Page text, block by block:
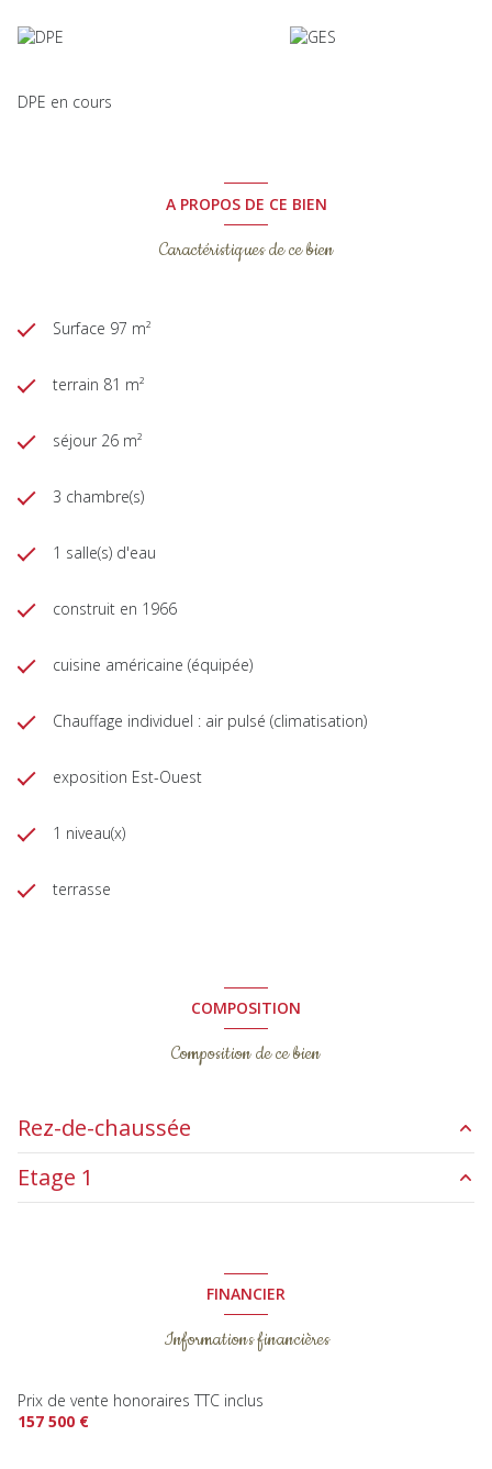
DPE en cours
A PROPOS DE CE BIEN
Caractéristiques de ce bien
Surface 97 m²
terrain 81 m²
séjour 26 m²
3 chambre(s)
1 salle(s) d'eau
construit en 1966
cuisine américaine (équipée)
Chauffage individuel : air pulsé (climatisation)
exposition Est-Ouest
1 niveau(x)
terrasse
COMPOSITION
Composition de ce bien
Rez-de-chaussée
salon/sejour
Etage 1
salle d'eau
FINANCIER
Informations financières
Prix de vente honoraires TTC inclus
157 500 €